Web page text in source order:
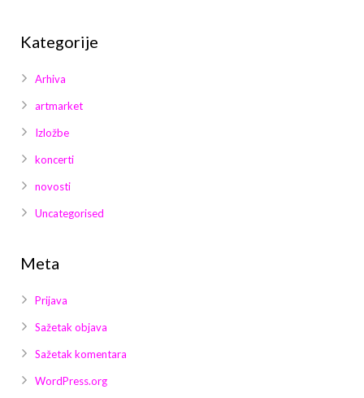
Kategorije
Arhiva
artmarket
Izložbe
koncerti
novosti
Uncategorised
Meta
Prijava
Sažetak objava
Sažetak komentara
WordPress.org